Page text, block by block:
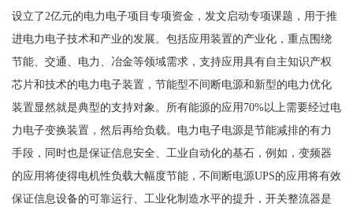
设立了2亿元的电力电子项目专项资金，发文启动专项课题，用于推
进电力电子技术和产业的发展。包括应用装置的产业化，重点围绕
节能、交通、电力、冶金等领域需求，支持应用具有自主知识产权
芯片和技术的电力电子装置，节能型不间断电源和新型的电力优化
装置显然就是典型的支持对象。所有能源的应用70%以上需要经过电
力电子变换装置，然后再给负载。电力电子电源是节能减排的有力
手段，同时也是保证信息安全、工业自动化的基石，例如，变频器
的应用将使得电机性负载大幅度节能，不间断电源UPS的应用将有效
保证信息设备的可靠运行、工业化制造水平的提升，开关整流器是